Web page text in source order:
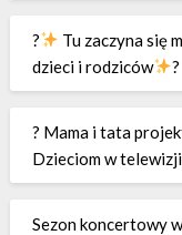
?
Tu zaczyna się
dzieci i rodziców
?
? Mama i tata
Dzieciom w
Sezon koncertowy